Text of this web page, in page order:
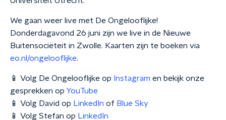
We gaan weer live met De Ongelooflijke!
Donderdagavond 26 juni zijn we live in de Nieuwe
Buitensociëteit in Zwolle. Kaarten zijn te boeken via
eo.nl/ongelooflijke.
📱 Volg De Ongelooflijke op Instagram en bekijk onze
gesprekken op YouTube
📱 Volg David op LinkedIn of Blue Sky
📱 Volg Stefan op LinkedIn